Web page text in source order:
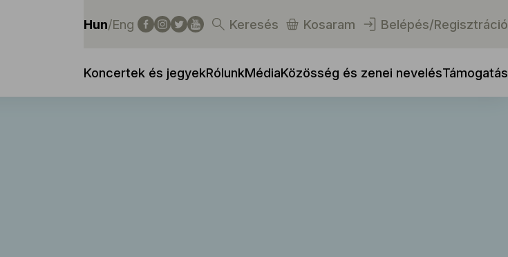
Hun/Eng Keresés Kosaram Belépés/Regisztráció
Koncertek és jegyekRólunkMédiaKözösség és zenei nevelésTámogatás